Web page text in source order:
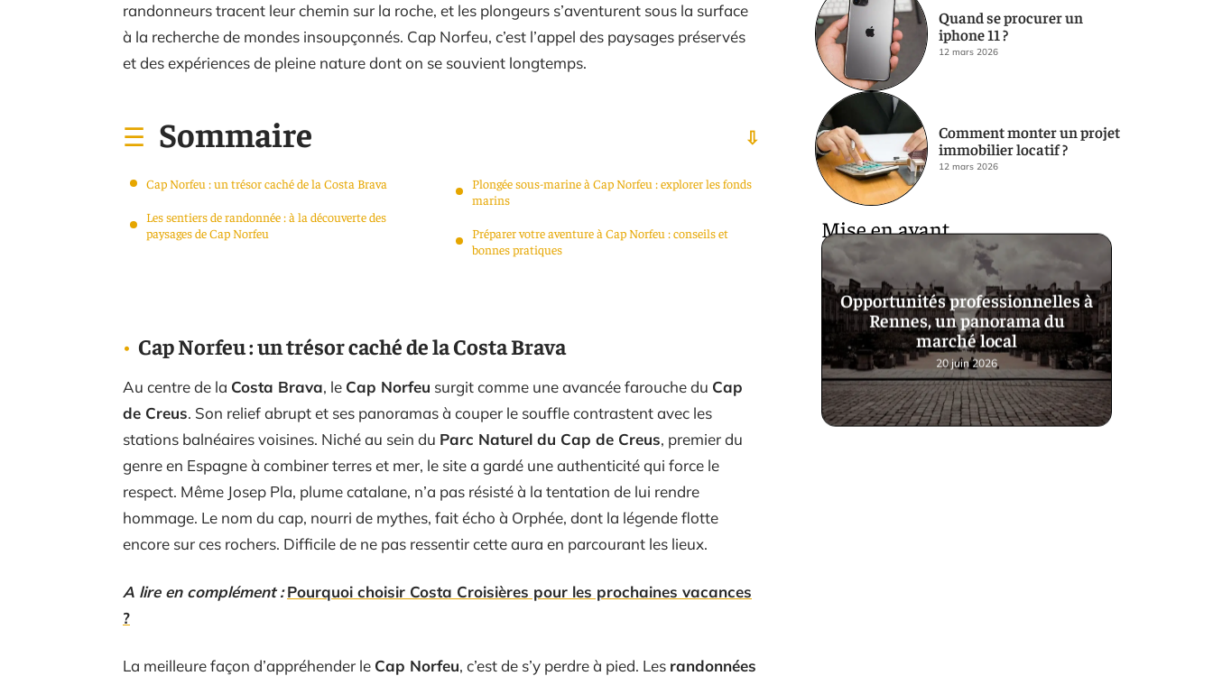
randonneurs tracent leur chemin sur la roche, et les plongeurs s’aventurent sous la surface
à la recherche de mondes insoupçonnés. Cap Norfeu, c’est l’appel des paysages préservés
et des expériences de pleine nature dont on se souvient longtemps.
Sommaire
Cap Norfeu : un trésor caché de la Costa Brava
Les sentiers de randonnée : à la découverte des
paysages de Cap Norfeu
Plongée sous-marine à Cap Norfeu : explorer les fonds
marins
Préparer votre aventure à Cap Norfeu : conseils et
bonnes pratiques
Cap Norfeu : un trésor caché de la Costa Brava
Au centre de la Costa Brava, le Cap Norfeu surgit comme une avancée farouche du Cap
de Creus. Son relief abrupt et ses panoramas à couper le souffle contrastent avec les
stations balnéaires voisines. Niché au sein du Parc Naturel du Cap de Creus, premier du
genre en Espagne à combiner terres et mer, le site a gardé une authenticité qui force le
respect. Même Josep Pla, plume catalane, n’a pas résisté à la tentation de lui rendre
hommage. Le nom du cap, nourri de mythes, fait écho à Orphée, dont la légende flotte
encore sur ces rochers. Difficile de ne pas ressentir cette aura en parcourant les lieux.
A lire en complément : Pourquoi choisir Costa Croisières pour les prochaines vacances
?
La meilleure façon d’appréhender le Cap Norfeu, c’est de s’y perdre à pied. Les randonnées
Quand se procurer un
iphone 11 ?
12 mars 2026
Comment monter un projet
immobilier locatif ?
12 mars 2026
Mise en avant
Opportunités professionnelles à
Rennes, un panorama du
marché local
20 juin 2026